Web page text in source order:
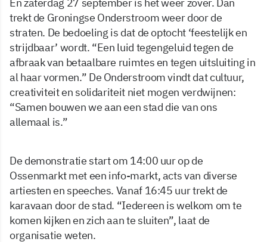
trekt de Groningse Onderstroom weer door de
straten. De bedoeling is dat de optocht ‘feestelijk en
strijdbaar’ wordt. “Een luid tegengeluid tegen de
afbraak van betaalbare ruimtes en tegen uitsluiting in
al haar vormen.” De Onderstroom vindt dat cultuur,
creativiteit en solidariteit niet mogen verdwijnen:
“Samen bouwen we aan een stad die van ons
allemaal is.”
De demonstratie start om 14:00 uur op de
Ossenmarkt met een info-markt, acts van diverse
artiesten en speeches. Vanaf 16:45 uur trekt de
karavaan door de stad. “Iedereen is welkom om te
komen kijken en zich aan te sluiten”, laat de
organisatie weten.